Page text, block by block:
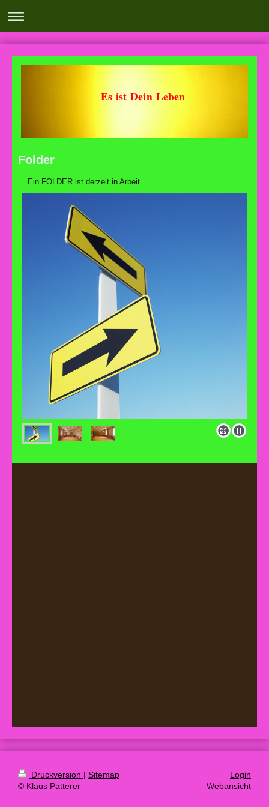
Es ist Dein Leben
Folder
Ein FOLDER ist derzeit in Arbeit
Druckversion | Sitemap
© Klaus Patterer
Login
Webansicht